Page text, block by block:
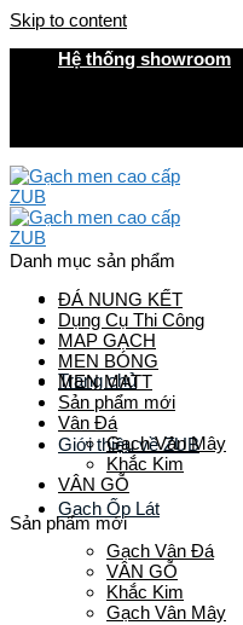
Skip to content
Hệ thống showroom
Trang chủ
Giới thiệu về ZUB
Gach Ốp Lát
Gạch Vân Đá
VÂN GỖ
Khắc Kim
Gạch Vân Mây
Danh mục sản phẩm
ĐÁ NUNG KẾT
Dụng Cụ Thi Công
MAP GẠCH
MEN BÓNG
MEN MATT
Sản phẩm mới
Vân Đá
Gạch Vân Mây
Khắc Kim
VÂN GỖ
Sản phẩm mới